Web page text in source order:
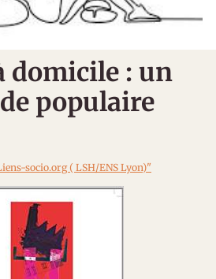
domicile : un
populaire
socio.org ( LSH/ENS Lyon)"